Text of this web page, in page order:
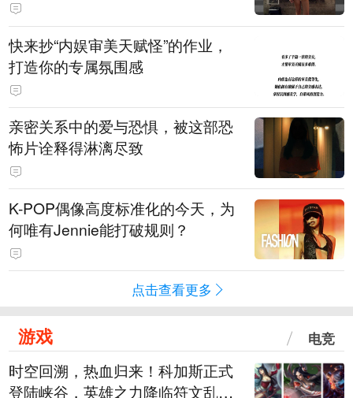
快来抄“内娱审美天赋怪”的作业，
打造你的专属氛围感
亲密关系中的爱与恐惧，被这部恐
怖片诠释得淋漓尽致
K-POP偶像高度标准化的今天，为
何唯有Jennie能打破规则？
点击查看更多
游戏 电竞
时空回溯，热血归来！科加斯正式
登陆峡谷，英雄之力降临符文乱